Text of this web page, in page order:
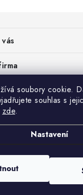
soubory cookie.
souhlas s
zde.
Nastavení
Vytvořil Shoptet
- PRACOVNÍ ODĚVY s.r.o.